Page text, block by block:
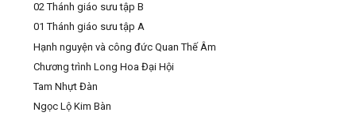
02 Thánh giáo sưu tập B
01 Thánh giáo sưu tập A
Hạnh nguyện và công đức Quan Thế Âm
Chương trình Long Hoa Đại Hội
Tam Nhựt Đàn
Ngọc Lộ Kim Bàn